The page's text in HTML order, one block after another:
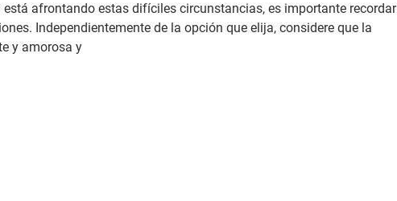
está afrontando estas difíciles circunstancias, es importante recordar
Independientemente de la opción que elija, considere que la
y amorosa y